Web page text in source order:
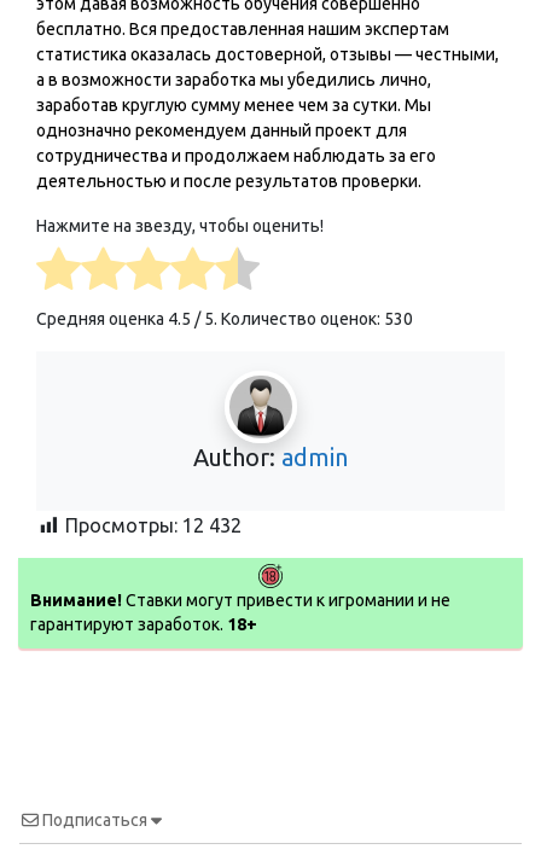
бесплатно. Вся предоставленная нашим экспертам
статистика оказалась достоверной, отзывы — честными,
а в возможности заработка мы убедились лично,
заработав круглую сумму менее чем за сутки. Мы
однозначно рекомендуем данный проект для
сотрудничества и продолжаем наблюдать за его
деятельностью и после результатов проверки.
Нажмите на звезду, чтобы оценить!
Средняя оценка 4.5 / 5. Количество оценок: 530
Author: admin
Просмотры: 12 432
Внимание!Ставки могут привести к игромании и не
гарантируют заработок. 18+
Подписаться